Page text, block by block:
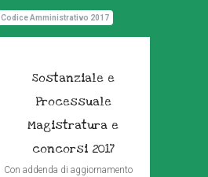
Codice Amministrativo 2017
Sostanziale e
Processuale
Magistratura e
concorsi 2017
Con addenda di aggiornamento